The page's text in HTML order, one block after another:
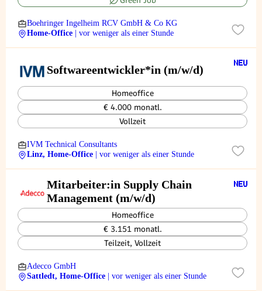
Boehringer Ingelheim RCV GmbH & Co KG
Home-Office
| vor weniger als einer Stunde
Softwareentwickler*in (m/w/d)
Homeoffice
€ 4.000 monatl.
Vollzeit
IVM Technical Consultants
Linz, Home-Office
| vor weniger als einer Stunde
Mitarbeiter:in Supply Chain
Management (m/w/d)
Homeoffice
€ 3.151 monatl.
Teilzeit, Vollzeit
Adecco GmbH
Sattledt, Home-Office
| vor weniger als einer Stunde